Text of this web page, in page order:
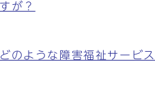
が？
のような障害福祉サービ